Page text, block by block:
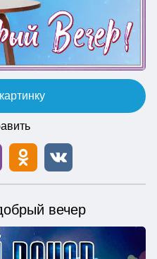
вечер